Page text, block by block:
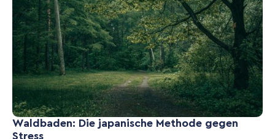
Waldbaden: Die japanische Methode gegen
Stress